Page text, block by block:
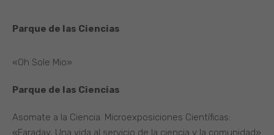
Parque de las Ciencias
«Oh Sole Mio»
Parque de las Ciencias
Asomate a la Ciencia. Microexposiciones Científicas:
«Faraday, Una vida al servicio de la ciencia y la comunidad»